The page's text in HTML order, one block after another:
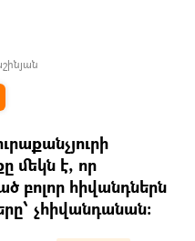
մեկն է, որ
բոլոր հիվանդներն
չհիվանդանան։